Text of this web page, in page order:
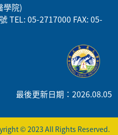
學院)
TEL: 05-2717000 FAX: 05-
最後更新日期：2026.08.05
© 2023 All Rights Reserved.